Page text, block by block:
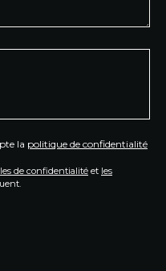
la politique de confidentialité
de confidentialité et les